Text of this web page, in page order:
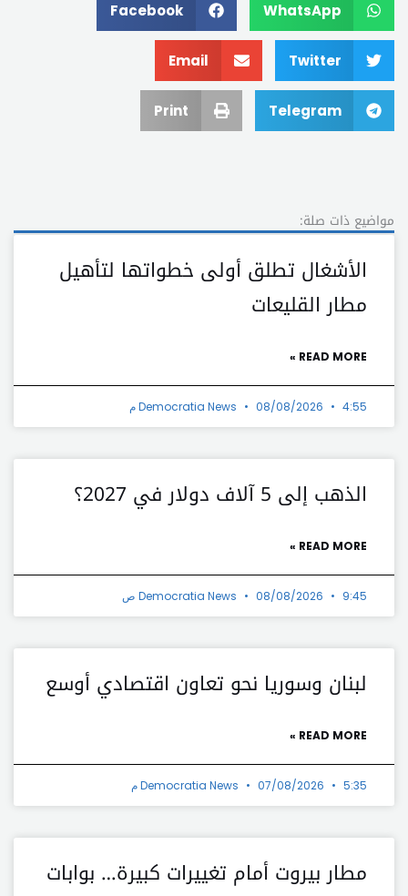
WhatsApp
Facebook
Twitter
Email
Telegram
Print
مواضيع ذات صلة:
الأشغال تطلق أولى خطواتها لتأهيل
مطار القليعات
READ MORE »
Democratia News 08/08/2026 4:55 م
الذهب إلى 5 آلاف دولار في 2027؟
READ MORE »
Democratia News 08/08/2026 9:45 ص
لبنان وسوريا نحو تعاون اقتصادي أوسع
READ MORE »
Democratia News 07/08/2026 5:35 م
مطار بيروت أمام تغييرات كبيرة… بوابات